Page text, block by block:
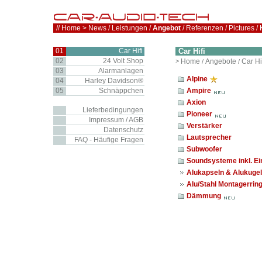
Car Hifi
> Home / Angebote / Car
Alpine
Ampire
Axion
Pioneer
Verstärker
Lautsprecher
Subwoofer
Soundsysteme inkl.
Alukapseln &
Alu/Stahl
Dämmung
01
Car Hifi
02
24 Volt Shop
03
Alarmanlagen
04
Harley Davidson®
05
Schnäppchen
Lieferbedingungen
Impressum / AGB
Datenschutz
FAQ - Häufige Fragen
// Home > News / Leistungen /Angebot / Referenzen / Pictures /